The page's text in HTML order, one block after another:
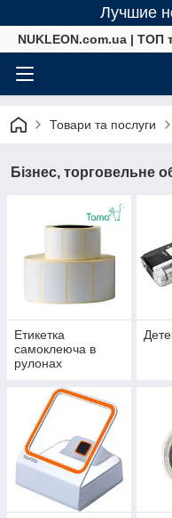
Лучшие
NUKLEON.com.ua | ТОП
Товари та послуги
Бізнес, торговельне
Етикетка
самоклеюча в
рулонах